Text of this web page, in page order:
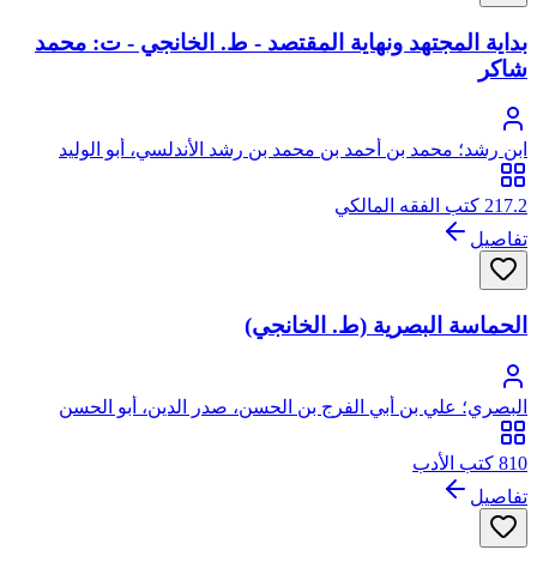
بداية المجتهد ونهاية المقتصد - ط. الخانجي - ت: محمد
شاكر
ابن رشد؛ محمد بن أحمد بن محمد بن رشد الأندلسي، أبو الوليد
217.2 كتب الفقه المالكي
تفاصيل
الحماسة البصرية (ط. الخانجي)
البصري؛ علي بن أبي الفرج بن الحسن، صدر الدين، أبو الحسن
البصري
810 كتب الأدب
تفاصيل